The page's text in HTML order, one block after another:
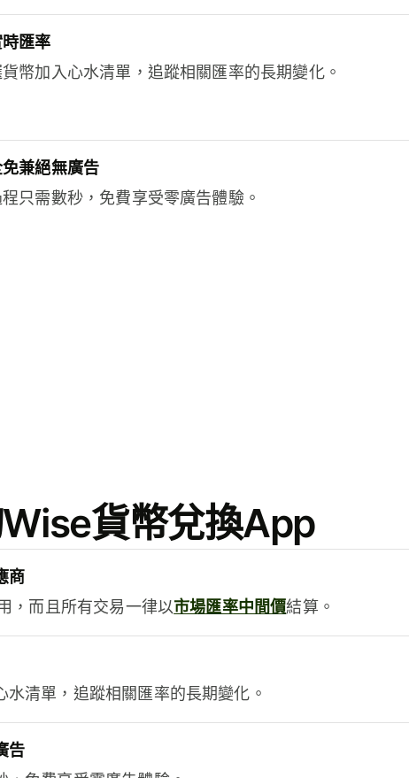
匯率
幣加入心水清單，追蹤相關匯率的長期變化。
兼絕無廣告
只需數秒，免費享受零廣告體驗。
貨幣兌換App
商
，而且所有交易一律以市場匯率中間價結算。
水清單，追蹤相關匯率的長期變化。
告